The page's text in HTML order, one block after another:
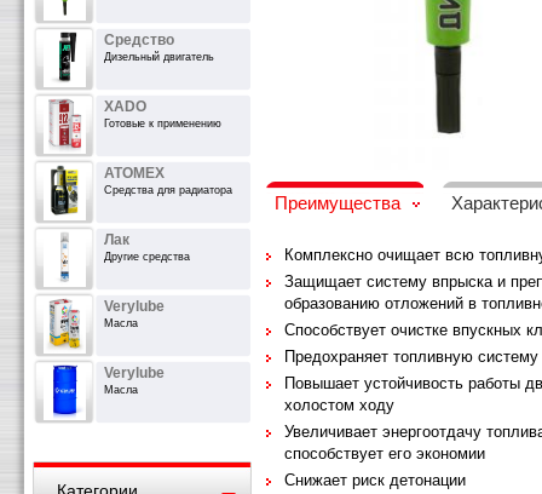
Средство
Дизельный двигатель
XADO
Готовые к применению
ATOMEX
Средства для радиатора
Лак
Другие средства
Verylube
Масла
Verylube
Масла
Преимущества
Комплексно очищает всю
Защищает систему впрыска и
образованию отложений в
Способствует очистке впускных
Предохраняет топливную систему
Повышает устойчивость работы
холостом ходу
Увеличивает энергоотдачу
способствует его экономии
Снижает риск детонации